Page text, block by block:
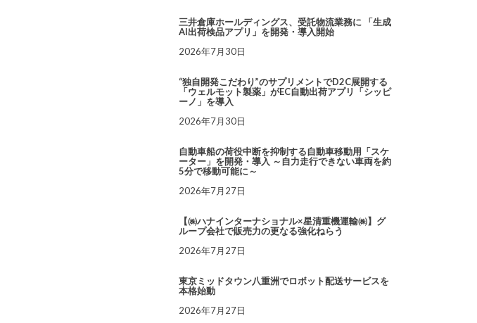
三井倉庫ホールディングス、受託物流業務に 「生成
AI出荷検品アプリ」を開発・導入開始
2026年7月30日
“独自開発こだわり”のサプリメントでD2C展開する
「ウェルモット製薬」がEC自動出荷アプリ「シッピ
ーノ」を導入
2026年7月30日
自動車船の荷役中断を抑制する自動車移動用「スケ
ーター」を開発・導入 ～自力走行できない車両を約
5分で移動可能に～
2026年7月27日
【㈱ハナインターナショナル×星清重機運輸㈱】グ
ループ会社で販売力の更なる強化ねらう
2026年7月27日
東京ミッドタウン八重洲でロボット配送サービスを
本格始動
2026年7月27日